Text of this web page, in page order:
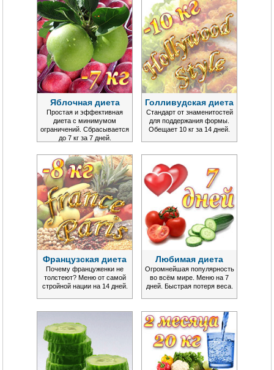
Яблочная диета
Простая и эффективная
диета с минимумом
ограничений. Сбрасывается
до 7 кг за 7 дней.
Голливудская диета
Стандарт от знаменитостей
для поддержания формы.
Обещает 10 кг за 14 дней.
Французская диета
Почему француженки не
толстеют? Меню от самой
стройной нации на 14 дней.
Любимая диета
Огромнейшая популярность
во всём мире. Меню на 7
дней. Быстрая потеря веса.